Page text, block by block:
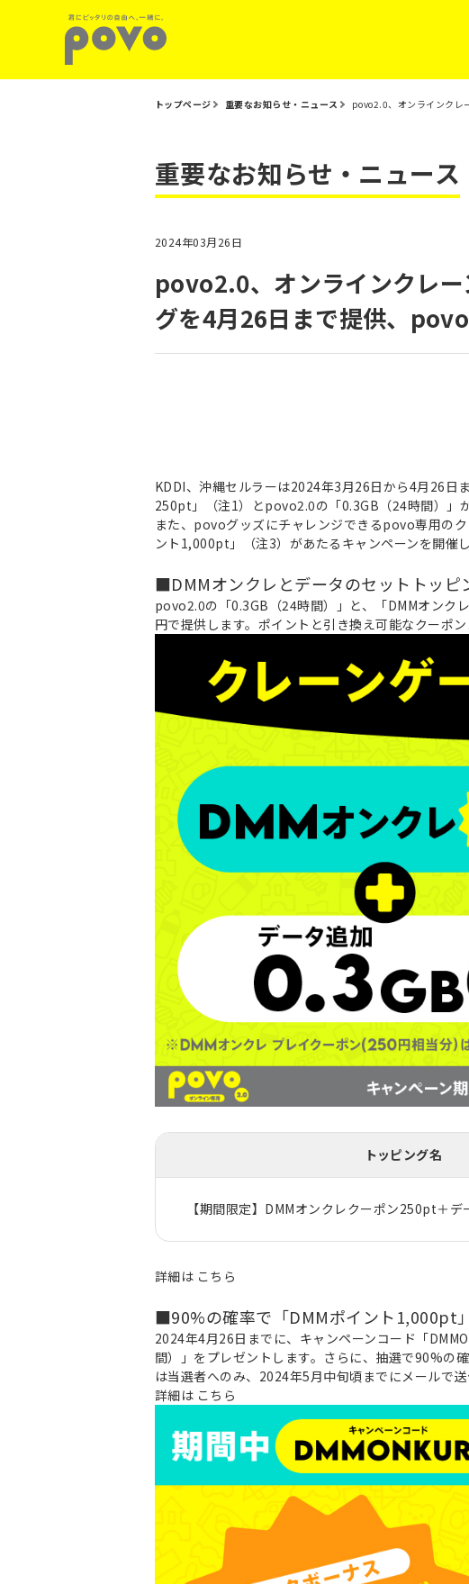
トップページ 重要なお知らせ・ニュース povo2.0、オンラインクレ
重要なお知らせ・ニュース
2024年03月26日
povo2.0、オンラインクレ
グを4月26日まで提供、
KDDI、沖縄セルラーは2024年3月26日から4月26日
250pt」（注1）とpovo2.0の「0.3GB（24時間）」
また、povoグッズにチャレンジできるpovo専用の
ント1,000pt」（注3）があたるキャンペーンを開催し
■DMMオンクレとデータのセットトッピ
povo2.0の「0.3GB（24時間）」と、「DMMオンク
円で提供します。ポイントと引き換え可能なクーポ
トッピング名
【期間限定】DMMオンクレクーポン250pt＋デ
詳細は こちら
■90%の確率で「DMMポイント1,000pt
2024年4月26日までに、キャンペーンコード「
間）」をプレゼントします。さらに、抽選で90%の
は当選者へのみ、2024年5月中旬頃までにメールで
詳細は こちら